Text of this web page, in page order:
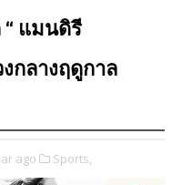
“ แมนดิรี
กลางฤดูกาล
ago Sports,